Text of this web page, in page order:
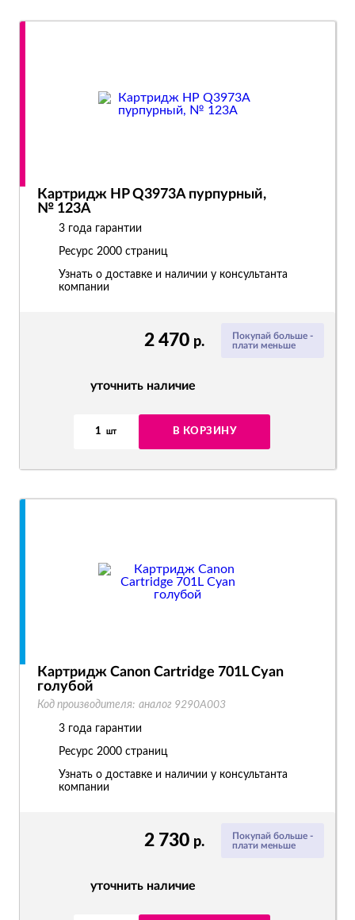
Покупай больше -
плати меньше
2 470 р.
уточнить наличие
1 шт В КОРЗИНУ
Картридж HP Q3973A пурпурный,
№ 123A
3 года гарантии
Ресурс 2000 страниц
Узнать о доставке и наличии у консультанта
компании
Покупай больше -
плати меньше
2 730 р.
уточнить наличие
Картридж Canon Cartridge 701L Cyan
голубой
Код производителя: аналог 9290A003
3 года гарантии
Ресурс 2000 страниц
Узнать о доставке и наличии у консультанта
компании